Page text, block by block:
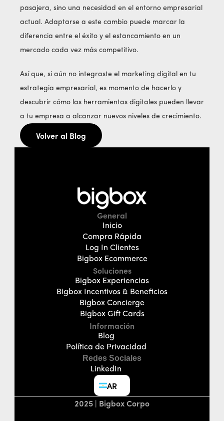
pasajera, sino una necesidad en el entorno empresarial
actual. Adaptarse a este cambio puede marcar la
diferencia entre el éxito y el estancamiento en un
mercado cada vez más competitivo.
Así que, si aún no integraste el marketing digital en tu
estrategia empresarial, es momento de hacerlo y
descubrir cómo las herramientas digitales pueden llevar
a tu empresa a alcanzar nuevos niveles de crecimiento.
Volver al Blog
General
Inicio
Compra Rápida
Log In Clientes
Bigbox Ecommerce
Soluciones
Bigbox Experiencias
Bigbox Incentivos & Beneficios
Bigbox Concierge
Bigbox Gift Cards
Información
Blog
Política de Privacidad
Redes Sociales
LinkedIn
AR
2025 | Bigbox Corpo